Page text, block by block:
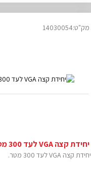
יחידת קצה VGA לעד 300 מטר.
יחידת קצה VGA לעד 300 מטר.
מק"ט:14030054